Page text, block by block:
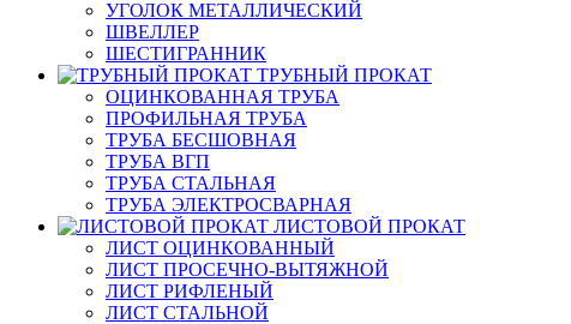
УГОЛОК МЕТАЛЛИЧЕСКИЙ
ШВЕЛЛЕР
ШЕСТИГРАННИК
ТРУБНЫЙ ПРОКАТ
ОЦИНКОВАННАЯ ТРУБА
ПРОФИЛЬНАЯ ТРУБА
ТРУБА БЕСШОВНАЯ
ТРУБА ВГП
ТРУБА СТАЛЬНАЯ
ТРУБА ЭЛЕКТРОСВАРНАЯ
ЛИСТОВОЙ ПРОКАТ
ЛИСТ ОЦИНКОВАННЫЙ
ЛИСТ ПРОСЕЧНО-ВЫТЯЖНОЙ
ЛИСТ РИФЛЕНЫЙ
ЛИСТ СТАЛЬНОЙ